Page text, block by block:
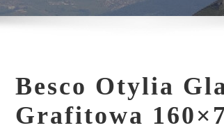
Besco Otylia
Grafitowa